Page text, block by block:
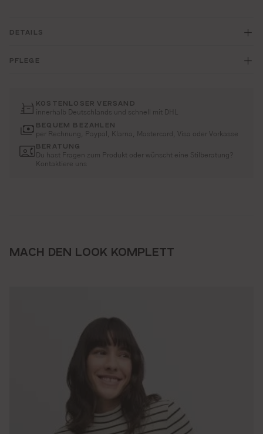
DETAILS
PFLEGE
KOSTENLOSER VERSAND
innerhalb Deutschlands und schnell mit DHL
BEQUEM BEZAHLEN
per Rechnung, Paypal, Klarna, Mastercard, Visa oder Vorkasse
BERATUNG
Du hast Fragen zum Produkt oder wünscht eine Stilberatung?
Kontaktiere uns
MACH DEN LOOK KOMPLETT